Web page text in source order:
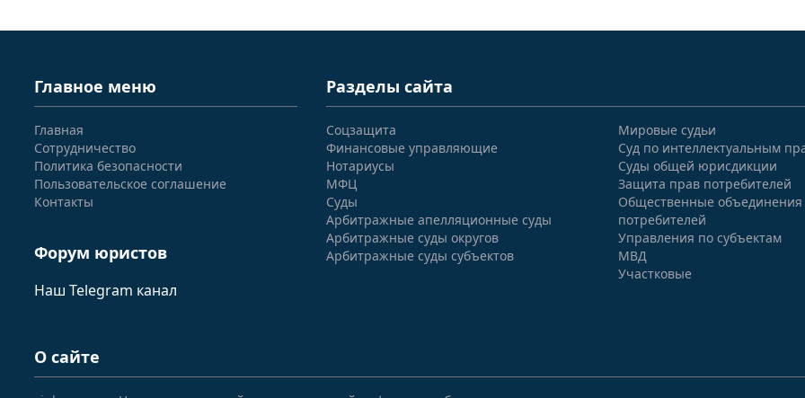
Главное меню
Главная
Сотрудничество
Политика безопасности
Пользовательское соглашение
Контакты
Форум юристов
Наш Telegram канал
Разделы сайта
Соцзащита
Финансовые управляющие
Нотариусы
МФЦ
Суды
Арбитражные апелляционные суды
Арбитражные суды округов
Арбитражные суды субъектов
Мировые судьи
Суд по интеллектуальным
Суды общей юрисдикции
Защита прав потребителей
Общественные объединения
потребителей
Управления по субъектам
МВД
Участковые
О сайте